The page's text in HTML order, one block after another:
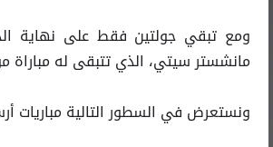
مانشستر سيتي، الذي تتبقى له مباراة
ونستعرض في السطور التالية مباريات